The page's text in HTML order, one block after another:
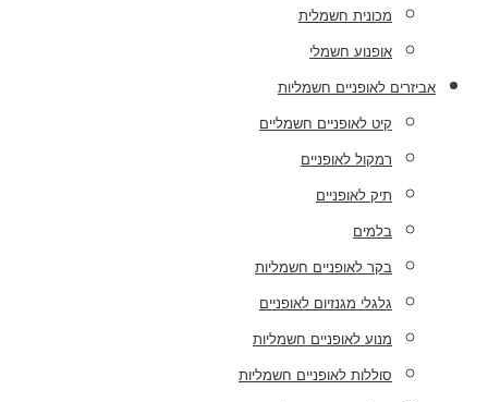
מכונית חשמלית
אופנוע חשמלי
אביזרים לאופניים חשמליות
קיט לאופניים חשמליים
רמקול לאופניים
תיק לאופניים
בלמים
בקר לאופניים חשמליות
גלגלי מגנזיום לאופניים
מנוע לאופניים חשמליות
סוללות לאופניים חשמליות